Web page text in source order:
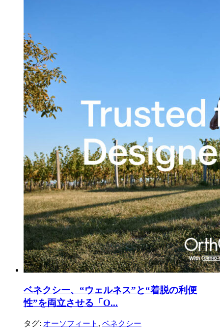
ベネクシー、“ウェルネス”と“着脱の利便
性”を両立させる「O...
タグ: オーソフィート , ベネクシー